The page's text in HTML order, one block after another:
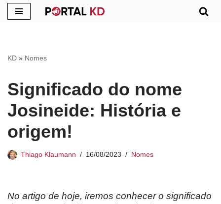
conteúdo
KD » Nomes
Significado do nome
Josineide: História e
origem!
Thiago Klaumann 16/08/2023 Nomes
No artigo de hoje, iremos conhecer o significado